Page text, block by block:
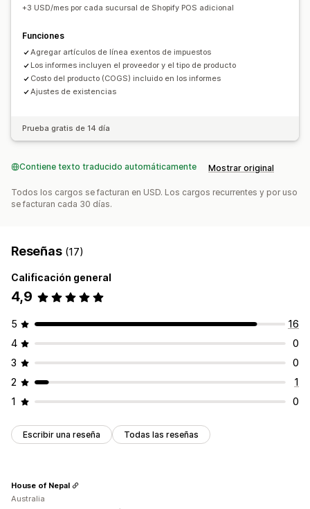
+3 USD/mes por cada sucursal de Shopify POS adicional
Funciones
Agregar artículos de línea exentos de impuestos
Los informes incluyen el proveedor y el tipo de producto
Costo del producto (COGS) incluido en los informes
Ajustes de existencias
Prueba gratis de 14 día
Contiene texto traducido automáticamente Mostrar original
Todos los cargos se facturan en USD. Los cargos recurrentes y por uso
se facturan cada 30 días.
Reseñas (17)
Calificación general
4,9
5
16
4
0
3
0
2
1
1
0
Escribir una reseña Todas las reseñas
House of Nepal
Australia